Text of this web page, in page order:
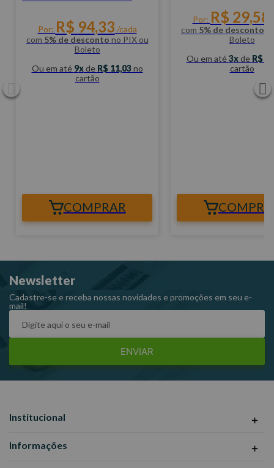
,33/cada
de descontono PIX ou
deR$ 11,03no
COMPRAR
,58/cada
com
5% de descontono PIX ou
deR$ 10,38no
COMPRAR
Newsletter
Cadastre-se e receba nossas novidades e promoções em seu e-
mail!
ENVIAR
Institucional
Informações